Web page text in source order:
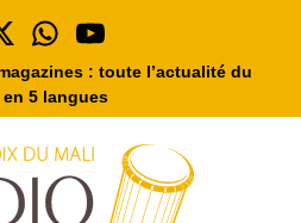
: toute l’actualité du
en 5 langues